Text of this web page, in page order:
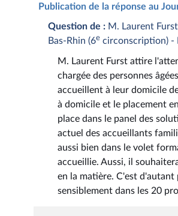
Publication de la réponse au
Question de : M. Laurent Furst
Bas-Rhin (6e circonscription) -
M. Laurent Furst attire
chargée des personnes
accueillent à leur domicile
à domicile et le placement
place dans le panel des
actuel des accueillants
aussi bien dans le volet
accueillie. Aussi, il
en la matière. C'est d'autant
sensiblement dans les 20